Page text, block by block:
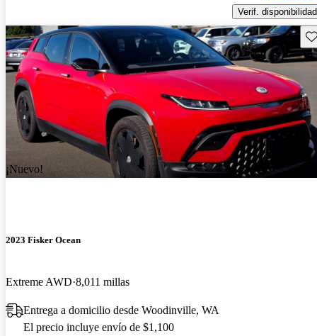
Verif. disponibilidad
¡Nuevo!
2023 Fisker Ocean
Extreme AWD 8,011 millas
Entrega a domicilio desde Woodinville, WA
El precio incluye envío de $1,100